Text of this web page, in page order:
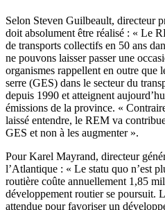
Selon Steven Guilbeault, directeur
doit absolument être réalisé : « Le
de transports collectifs en 50 ans
ne pouvons laisser passer une
organismes rappellent en outre que
serre (GES) dans le secteur du
depuis 1990 et atteignent
émissions de la province. «
laissé entendre, le REM va
GES et non à les augmenter ».
Pour Karel Mayrand, directeur
l’Atlantique : « Le statu quo n’est
routière coûte annuellement 1,85
développement routier se poursuit.
attendue pour favoriser un